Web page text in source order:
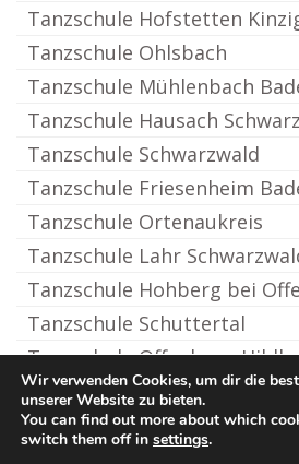
Tanzschule Hofstetten
Tanzschule Ohlsbach
Tanzschule Mühlenbach
Tanzschule Hausach
Tanzschule Schwarzwald
Tanzschule Friesenheim
Tanzschule Ortenaukreis
Tanzschule Lahr
Tanzschule Hohberg bei
Tanzschule Schuttertal
Tanzschule Offenburg
© Tanzschule.rocks
Wir verwenden Cookies, um dir die
unserer Website zu bieten.
You can find out more about which
switch them off in settings.